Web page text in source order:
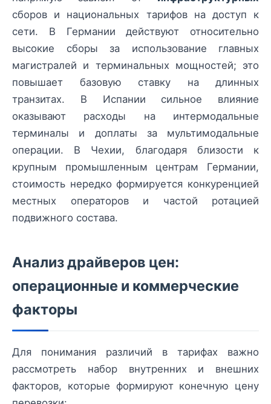
сборов и национальных тарифов на доступ к
сети. В Германии действуют относительно
высокие сборы за использование главных
магистралей и терминальных мощностей; это
повышает базовую ставку на длинных
транзитах. В Испании сильное влияние
оказывают расходы на интермодальные
терминалы и доплаты за мультимодальные
операции. В Чехии, благодаря близости к
крупным промышленным центрам Германии,
стоимость нередко формируется конкуренцией
местных операторов и частой ротацией
подвижного состава.
Анализ драйверов цен:
операционные и коммерческие
факторы
Для понимания различий в тарифах важно
рассмотреть набор внутренних и внешних
факторов, которые формируют конечную цену